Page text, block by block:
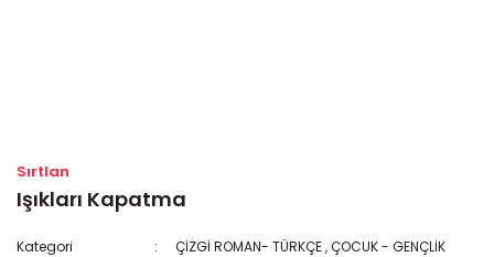
Sırtlan
Işıkları Kapatma
Kategori ÇİZGİ ROMAN- TÜRKÇE,ÇOCUK - GENÇLİK